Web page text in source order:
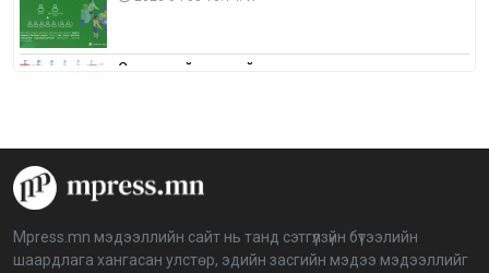
Сонгуулийн хуулийн зөрчил, шалгах,
аймагт үргэлжилж байна
BTS-ийн тоглолтыг Netflix дэлхий даяар шууд
Mpress.mn мэдээллийн сайт нь танд сэтгүүлзүйн бүтээлийн
шаардлага хангасан улстөр, эдийн засгийн мэдээ мэдээллийг